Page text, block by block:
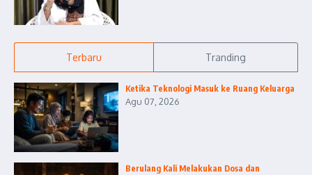
Terbaru Tranding
Ketika Teknologi Masuk ke Ruang Keluarga
Agu 07, 2026
Berulang Kali Melakukan Dosa dan